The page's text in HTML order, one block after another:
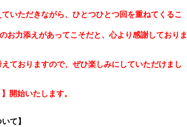
いただきながら、ひとつひとつ回を重ねてくるこ
お力添えがあってこそだと、心より感謝しておりま
ておりますので、ぜひ楽しみにしていただけまし
開始いたします。
て】